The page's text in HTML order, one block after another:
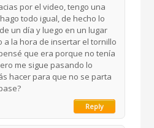
por el video, tengo una
todo igual, de hecho lo
un día y luego en un lugar
a la hora de insertar el tornillo
que era porque no tenía
me sigue pasando lo
hacer para que no se parta
Reply